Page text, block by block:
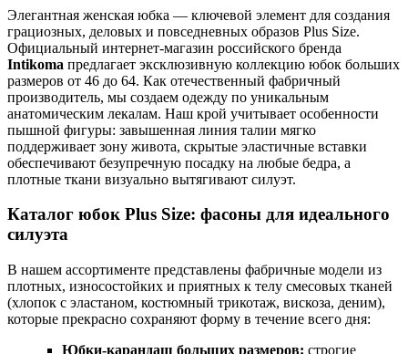
Элегантная женская юбка — ключевой элемент для создания
грациозных, деловых и повседневных образов Plus Size.
Официальный интернет-магазин российского бренда
Intikoma предлагает эксклюзивную коллекцию юбок больших
размеров от 46 до 64. Как отечественный фабричный
производитель, мы создаем одежду по уникальным
анатомическим лекалам. Наш крой учитывает особенности
пышной фигуры: завышенная линия талии мягко
поддерживает зону живота, скрытые эластичные вставки
обеспечивают безупречную посадку на любые бедра, а
плотные ткани визуально вытягивают силуэт.
Каталог юбок Plus Size: фасоны для идеального
силуэта
В нашем ассортименте представлены фабричные модели из
плотных, износостойких и приятных к телу смесовых тканей
(хлопок с эластаном, костюмный трикотаж, вискоза, деним),
которые прекрасно сохраняют форму в течение всего дня:
Юбки-карандаш больших размеров: строгие